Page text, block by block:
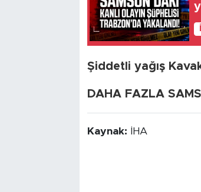
Şiddetli yağış
DAHA FAZLA
Kaynak: İHA